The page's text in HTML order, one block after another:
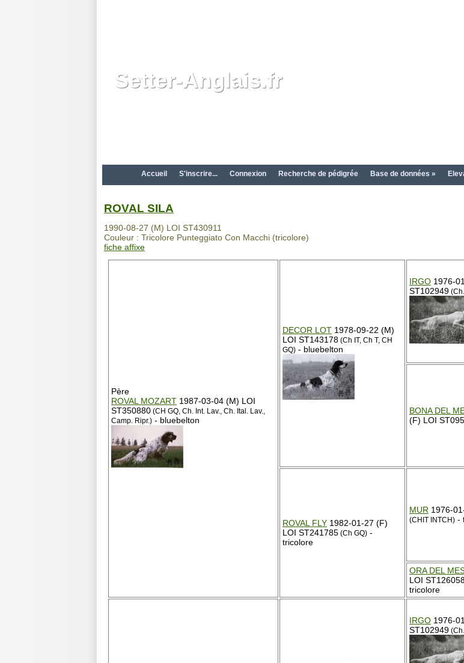
Setter-Anglais.fr
Accueil S'inscrire... Connexion Recherche de pédigrée Base de données »
ROVAL SILA
1990-08-27 (M) LOI ST430911
Couleur : Tricolore Punteggiato Con Macchi (tricolore)
fiche affixe
Père
ROVAL MOZART 1987-03-04 (M) LOI
ST350880 (CH GQ, Ch. Int. Lav., Ch. Ital. Lav.,
Camp. Ripr.) - bluebelton
DECOR LOT 1978-09-22 (M)
LOI ST143178 (Ch IT, Ch T, CH
GQ) - bluebelton
IRGO 1976-
ST102949
BONA DEL
(F) LOI
ROVAL FLY 1982-01-27 (F)
LOI ST241785 (Ch GQ) -
tricolore
MUR 1976-
(CHIT INTCH) -
ORA DEL
LOI
tricolore
IRGO 1976-
ST102949